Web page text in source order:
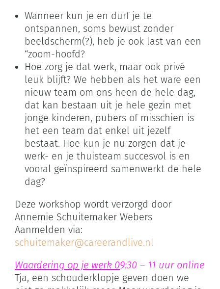
Wanneer kun je en durf je te
ontspannen, soms bewust zonder
beeldscherm(?), heb je ook last van een
“zoom-hoofd?
Hoe zorg je dat werk, maar ook privé
leuk blijft? We hebben als het ware een
nieuw team om ons heen de hele dag,
dat kan bestaan uit je hele gezin met
jonge kinderen, pubers of misschien is
het een team dat enkel uit jezelf
bestaat. Hoe kun je nu zorgen dat je
werk- en je thuisteam succesvol is en
vooral geïnspireerd samenwerkt de hele
dag?
Deze workshop wordt verzorgd door
Annemie Schuitemaker Webers
Aanmelden via:
schuitemaker@careerandlive.nl
Waardering op je werk 09:30 – 11 uur online
Tja, een schouderklopje geven doen we